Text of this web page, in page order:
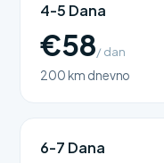
4-5 Dana
€58/ dan
200 km dnevno
6-7 Dana